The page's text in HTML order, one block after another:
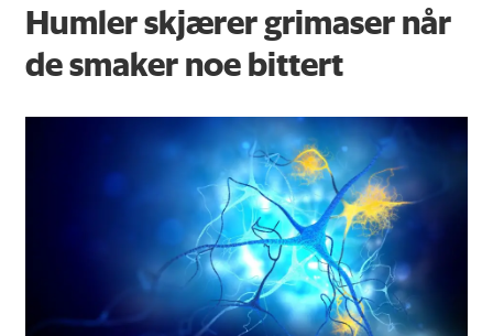
Humler skjærer grimaser når
de smaker noe bittert